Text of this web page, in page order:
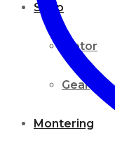
Shop
Motor
Gear
Montering